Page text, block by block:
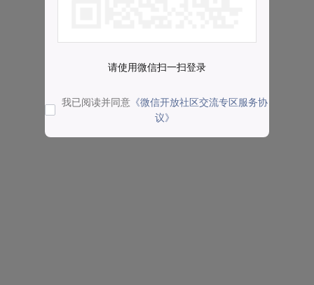
请使用微信扫一扫登录
我已阅读并同意 《微信开放社区交流专区服务协
议》